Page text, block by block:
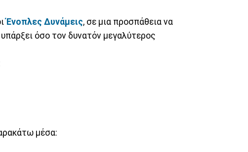
Ένοπλες Δυνάμεις, σε μια προσπάθεια να
όσο τον δυνατόν μεγαλύτερος
μέσα: